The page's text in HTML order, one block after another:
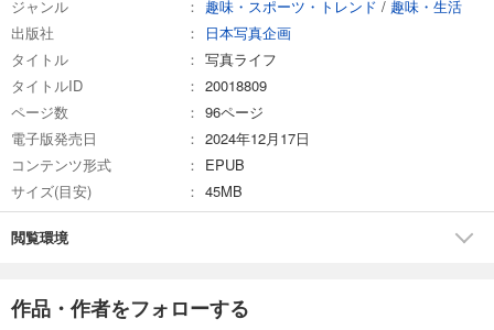
試し読み
あらすじを表示する
写真ライフ2022年10月号
あらすじを表示する
ジャンル 趣味・スポーツ・トレンド / 趣味・生活
出版社
日本写真企画
タイトル
写真ライフ
タイトルID
20018809
ページ数
96ページ
電子版発売日
2024年12月17日
コンテンツ形式
EPUB
サイズ(目安)
45MB
閲覧環境
作品・作者をフォローする